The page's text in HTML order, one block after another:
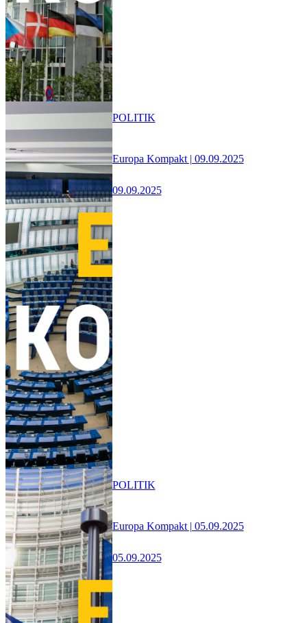
Europa Kompakt | 09.09.2025
09.09.2025
POLITIK
Europa Kompakt | 05.09.2025
05.09.2025
POLITIK